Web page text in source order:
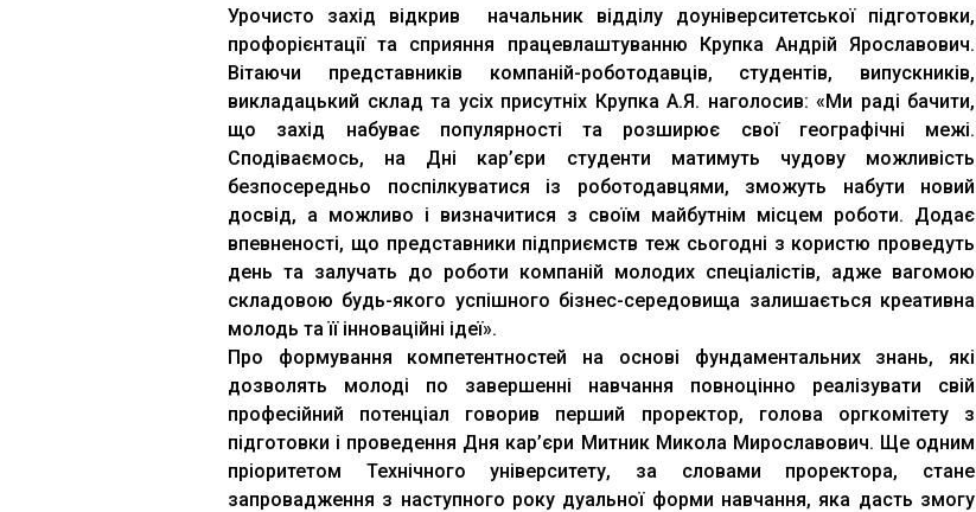
Урочисто захід відкрив начальник відділу доуніверситетської підготовки,
профорієнтації та сприяння працевлаштуванню Крупка Андрій Ярославович.
Вітаючи представників компаній-роботодавців, студентів, випускників,
викладацький склад та усіх присутніх Крупка А.Я. наголосив: «Ми раді бачити,
що захід набуває популярності та розширює свої географічні межі.
Сподіваємось, на Дні кар’єри студенти матимуть чудову можливість
безпосередньо поспілкуватися із роботодавцями, зможуть набути новий
досвід, а можливо і визначитися з своїм майбутнім місцем роботи. Додає
впевненості, що представники підприємств теж сьогодні з користю проведуть
день та залучать до роботи компаній молодих спеціалістів, адже вагомою
складовою будь-якого успішного бізнес-середовища залишається креативна
молодь та її інноваційні ідеї».
Про формування компетентностей на основі фундаментальних знань, які
дозволять молоді по завершенні навчання повноцінно реалізувати свій
професійний потенціал говорив перший проректор, голова оргкомітету з
підготовки і проведення Дня кар’єри Митник Микола Мирославович. Ще одним
пріоритетом Технічного університету, за словами проректора, стане
запровадження з наступного року дуальної форми навчання, яка дасть змогу